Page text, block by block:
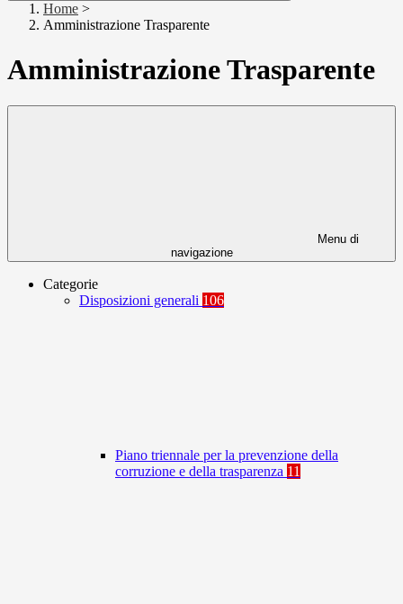
Home >
Amministrazione Trasparente
Amministrazione Trasparente
Menu di
navigazione
Categorie
Disposizioni generali 106
Piano triennale per la prevenzione della
corruzione e della trasparenza 11